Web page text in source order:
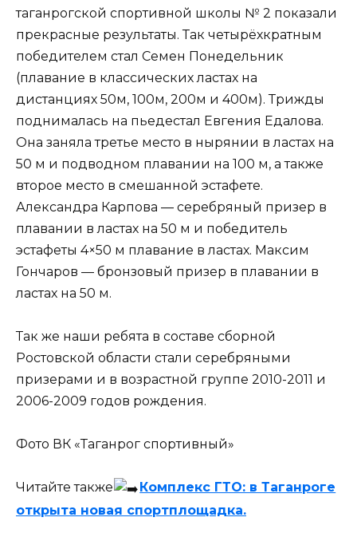
таганрогской спортивной школы № 2 показали
прекрасные результаты. Так четырёхкратным
победителем стал Семен Понедельник
(плавание в классических ластах на
дистанциях 50м, 100м, 200м и 400м). Трижды
поднималась на пьедестал Евгения Едалова.
Она заняла третье место в нырянии в ластах на
50 м и подводном плавании на 100 м, а также
второе место в смешанной эстафете.
Александра Карпова — серебряный призер в
плавании в ластах на 50 м и победитель
эстафеты 4×50 м плавание в ластах. Максим
Гончаров — бронзовый призер в плавании в
ластах на 50 м.
Так же наши ребята в составе сборной
Ростовской области стали серебряными
призерами и в возрастной группе 2010-2011 и
2006-2009 годов рождения.
Фото ВК «Таганрог спортивный»
Читайте также
Комплекс ГТО: в Таганроге
открыта новая спортплощадка.